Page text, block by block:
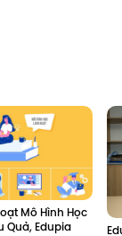
Mô Hình Học
Quả, Edupia